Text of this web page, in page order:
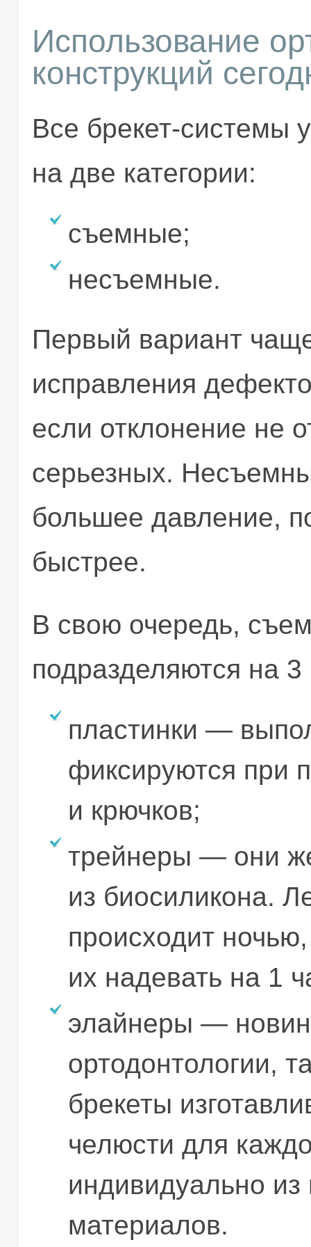
Использование
конструкций
Все брекет-системы
на две категории:
съемные;
несъемные.
Первый вариант
исправления
если отклонение не
серьезных.
большее давление,
быстрее.
В свою очередь,
подразделяются на 3
пластинки —
фиксируются при
и крючков;
трейнеры — они
из биосиликона.
происходит
их надевать на 1
элайнеры —
ортодонтологии,
брекеты
челюсти для
индивидуально
материалов.